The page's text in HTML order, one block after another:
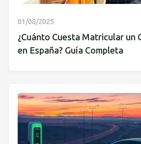
01/08/2025
¿Cuánto Cuesta Matricular un
en España? Guía Completa